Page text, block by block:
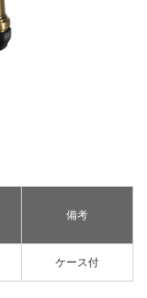
備考
ケース付